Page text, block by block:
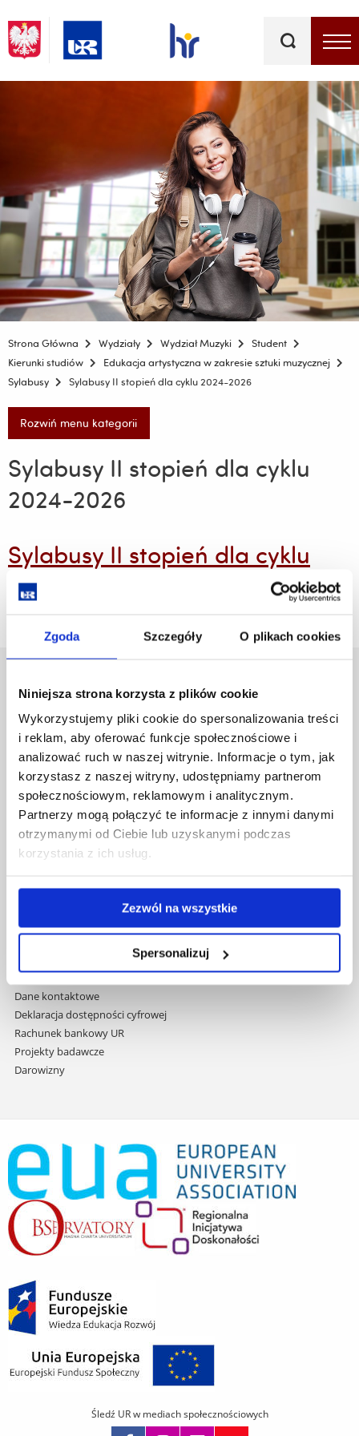
Zgoda Szczegóły O plikach cookies
Niniejsza strona korzysta z plików cookie
Wykorzystujemy pliki cookie do spersonalizowania treści
i reklam, aby oferować funkcje społecznościowe i
analizować ruch w naszej witrynie. Informacje o tym, jak
korzystasz z naszej witryny, udostępniamy partnerom
społecznościowym, reklamowym i analitycznym.
Partnerzy mogą połączyć te informacje z innymi danymi
otrzymanymi od Ciebie lub uzyskanymi podczas
korzystania z ich usług.
Zezwól na wszystkie
Spersonalizuj
kluczowe
Strona Główna Wydziały Wydział Muzyki
Student
Kierunki studiów
Edukacja artystyczna w zakresie sztuki muzycznej
Sylabusy
Sylabusy II stopień dla cyklu 2024-2026
Rozwiń menu kategorii
Sylabusy II stopień dla cyklu
2024-2026
Sylabusy II stopień dla cyklu
2024-2026
Al. Tadeusza Rejtana 16C
35-959 Rzeszów
Pomiń
nawigację
przejdź
treści
Polityka prywatności
Mapa serwisu
Biblioteka
Wydawnictwo
Covid info
Studia podyplomowe
Zamówienia publiczne
Projekty współfinansowane przez UE
Dane kontaktowe
Deklaracja dostępności cyfrowej
Rachunek bankowy UR
Projekty badawcze
Darowizny
Śledź UR w mediach społecznościowych